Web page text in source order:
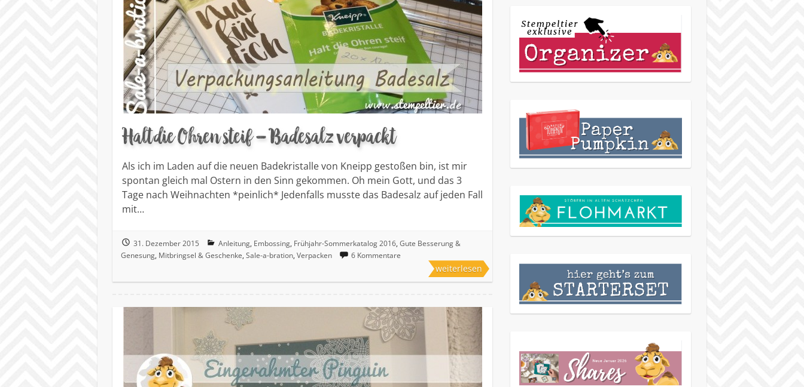
Halt die Ohren steif – Badesalz verpackt
Als ich im Laden auf die neuen Badekristalle von Kneipp gestoßen bin, ist mir
spontan gleich mal Ostern in den Sinn gekommen. Oh mein Gott, und das 3
Tage nach Weihnachten *peinlich* Jedenfalls musste das Badesalz auf jeden Fall
mit…
31. Dezember 2015 Anleitung, Embossing, Frühjahr-Sommerkatalog 2016, Gute Besserung &
Genesung, Mitbringsel & Geschenke, Sale-a-bration, Verpacken 6 Kommentare
weiterlesen